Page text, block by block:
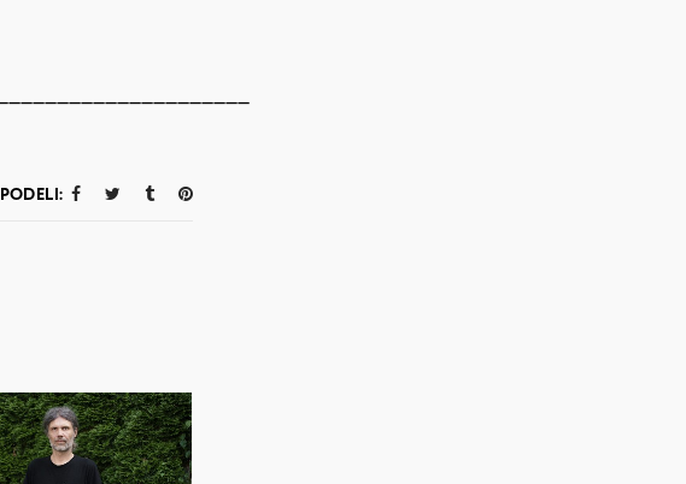
PODELI: